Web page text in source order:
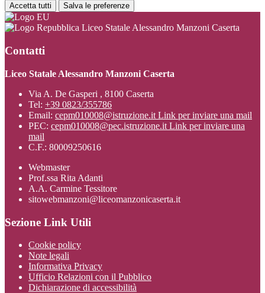
Accetta tutti Salva le preferenze
Liceo Statale Alessandro Manzoni Caserta
Contatti
Liceo Statale Alessandro Manzoni Caserta
Via A. De Gasperi , 8100 Caserta
Tel: +39 0823/355786
Email: cepm010008@istruzione.it Link per inviare una mail
PEC: cepm010008@pec.istruzione.it Link per inviare una
mail
C.F.: 80009250616
Webmaster
Prof.ssa Rita Adanti
A.A. Carmine Tessitore
sitowebmanzoni@liceomanzonicaserta.it
Sezione Link Utili
Cookie policy
Note legali
Informativa Privacy
Ufficio Relazioni con il Pubblico
Dichiarazione di accessibilità